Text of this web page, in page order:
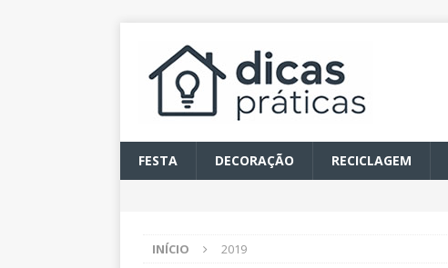
FESTA DECORAÇÃO RECICLAGEM
INÍCIO 2019